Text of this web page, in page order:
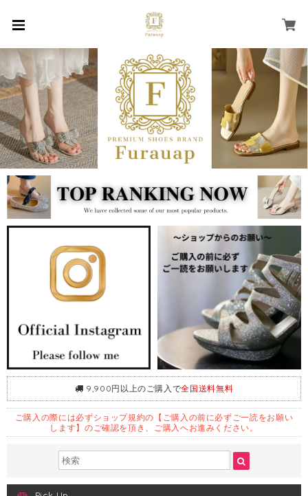
9,900円以上のご購入で全国送料無料
ご購入の際には必ずショップ規約の【ご購入の前に必ずご一読をお願い
します】のご確認を頂き、ご購入へお進みください。